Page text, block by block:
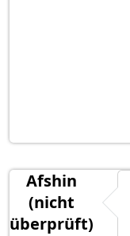
Afshin
(nicht
überprüft)